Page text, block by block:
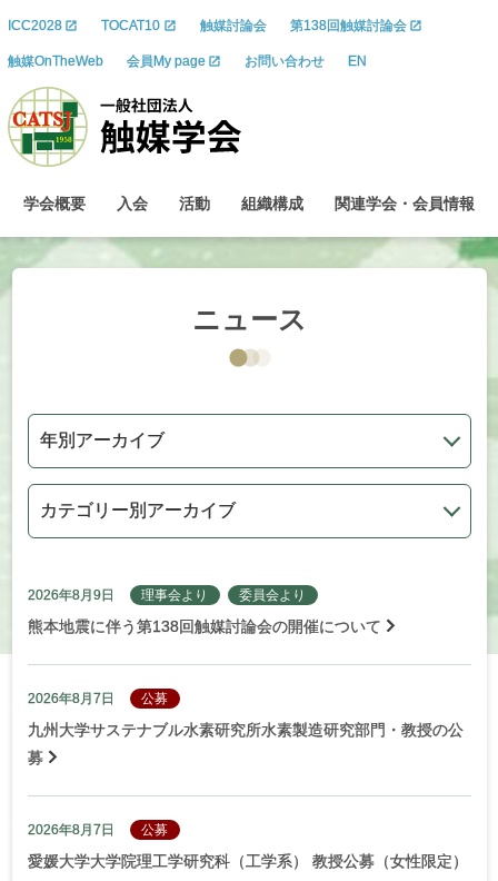
ICC2028 TOCAT10 触媒討論会 第138回触媒討論会
触媒OnTheWeb 会員My page お問い合わせ EN
学会概要 入会 活動 組織構成 関連学会 ・ 会員情報
ニュース
2026年8月9日 理事会より 委員会より
熊本地震に伴う第138回触媒討論会の開催について
2026年8月7日 公募
九州大学サステナブル水素研究所水素製造研究部門・教授の公
募
2026年8月7日 公募
愛媛大学大学院理工学研究科（工学系） 教授公募（女性限定）